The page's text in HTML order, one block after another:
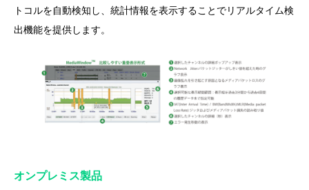
トコルを自動検知し、統計情報を表示することでリアルタイム検
出機能を提供します。
オンプレミス製品